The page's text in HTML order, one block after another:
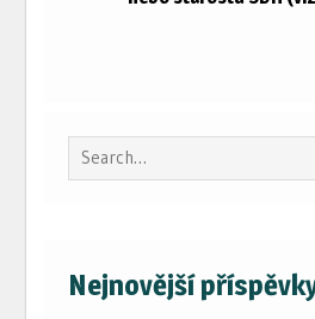
Search
for:
Nejnovější